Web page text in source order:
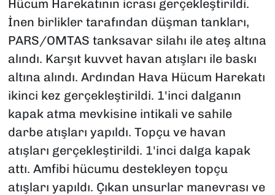
Hücum Harekatının icrası gerçekleştirildi.
İnen birlikler tarafından düşman tankları,
PARS/OMTAS tanksavar silahı ile ateş altına
alındı. Karşıt kuvvet havan atışları ile baskı
altına alındı. Ardından Hava Hücum Harekatı
ikinci kez gerçekleştirildi. 1'inci dalganın
kapak atma mevkisine intikali ve sahile
darbe atışları yapıldı. Topçu ve havan
atışları gerçekleştirildi. 1'inci dalga kapak
attı. Amfibi hücumu destekleyen topçu
atışları yapıldı. Çıkan unsurlar manevrası ve